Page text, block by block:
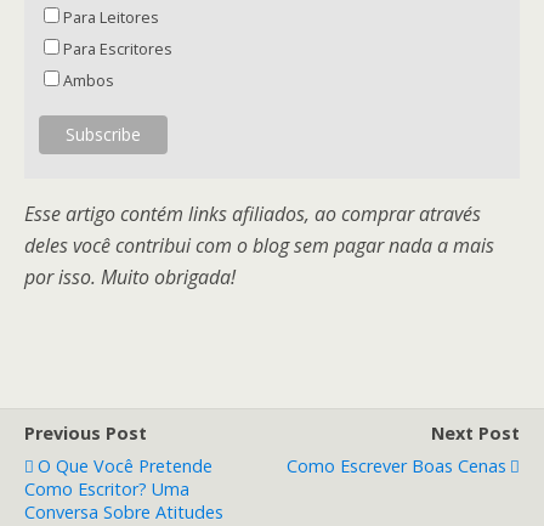
Para Leitores
Para Escritores
Ambos
Esse artigo contém links afiliados, ao comprar através
deles você contribui com o blog sem pagar nada a mais
por isso. Muito obrigada!
Previous Post
O Que Você Pretende
Como Escritor? Uma
Conversa Sobre Atitudes
Next Post
Como Escrever Boas Cenas